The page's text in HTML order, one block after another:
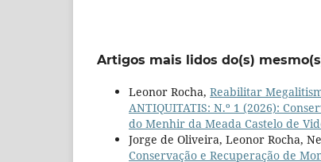
Artigos mais lidos do(s)
Leonor Rocha, Reabilitar
ANTIQUITATIS: N.º 1 (2026):
do Menhir da Meada Castelo de
Jorge de Oliveira, Leonor Rocha,
Conservação e Recuperação de